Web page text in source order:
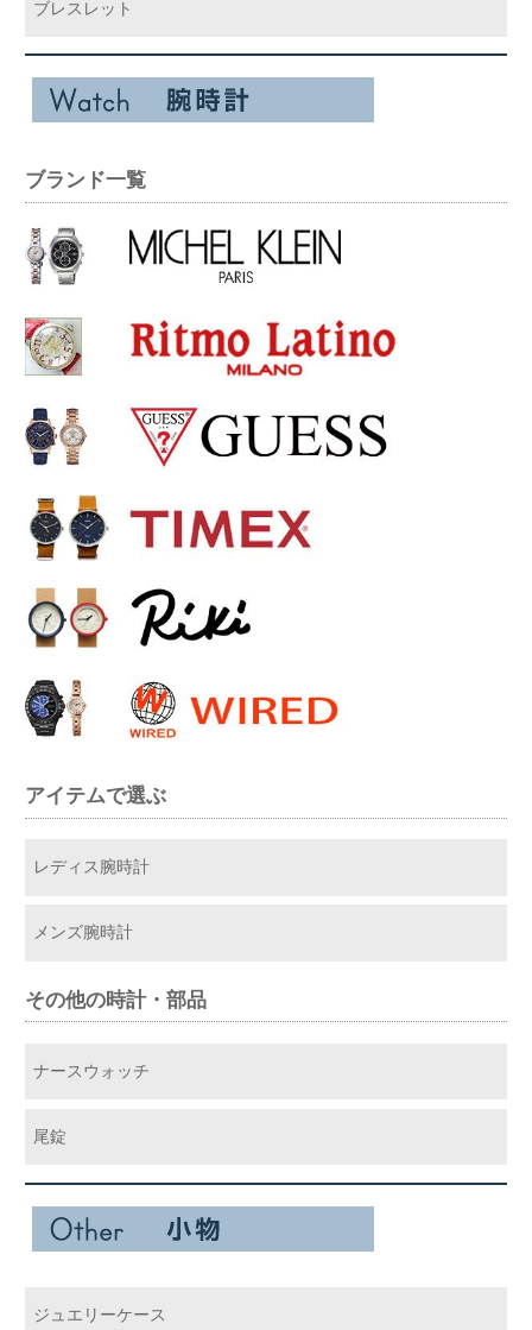
ブレスレット
ブランド一覧
アイテムで選ぶ
レディス腕時計
メンズ腕時計
その他の時計・部品
ナースウォッチ
尾錠
ジュエリーケース